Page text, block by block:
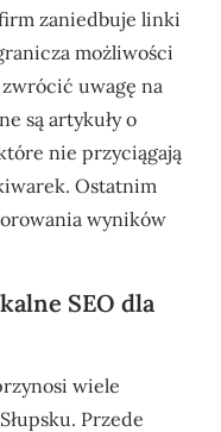
zaniedbuje linki
możliwości
uwagę na
są artykuły o
nie przyciągają
Ostatnim
wyników
SEO dla
wiele
Przede